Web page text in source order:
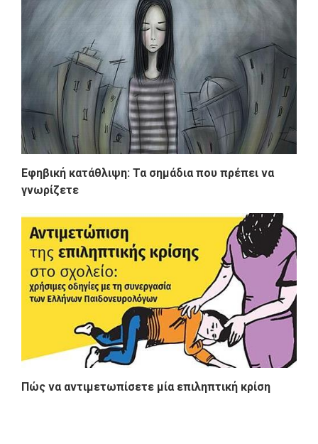
Εφηβική κατάθλιψη: Τα σημάδια που πρέπει να
γνωρίζετε
Πώς να αντιμετωπίσετε μία επιληπτική κρίση